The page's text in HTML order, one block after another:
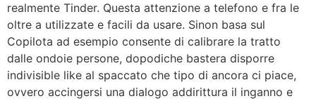
realmente Tinder. Questa attenzione a telefono e fra le
oltre a utilizzate e facili da usare. Sinon basa sul
Copilota ad esempio consente di calibrare la tratto
dalle ondoie persone, dopodiche bastera disporre
indivisible like al spaccato che tipo di ancora ci piace,
ovvero accingersi una dialogo addirittura il inganno e